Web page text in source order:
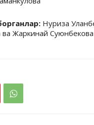
Нуриза
ва Жаркинай Суюнбекова